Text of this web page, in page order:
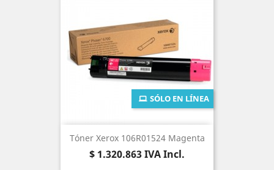
Tóner Xerox 106R01524 Magenta
Precio
$ 1.320.863IVA Incl.
SÓLO EN LÍNEA